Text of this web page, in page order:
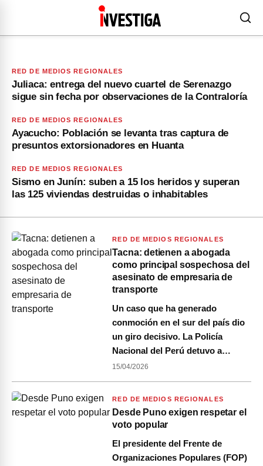
RED DE MEDIOS REGIONALES
Juliaca: entrega del nuevo cuartel de Serenazgo
sigue sin fecha por observaciones de la Contraloría
RED DE MEDIOS REGIONALES
Ayacucho: Población se levanta tras captura de
presuntos extorsionadores en Huanta
RED DE MEDIOS REGIONALES
Sismo en Junín: suben a 15 los heridos y superan
las 125 viviendas destruidas o inhabitables
RED DE MEDIOS REGIONALES
Tacna: detienen a abogada
como principal sospechosa del
asesinato de empresaria de
transporte
Un caso que ha generado
conmoción en el sur del país dio
un giro decisivo. La Policía
Nacional del Perú detuvo a…
15/04/2026
RED DE MEDIOS REGIONALES
Desde Puno exigen respetar el
voto popular
El presidente del Frente de
Organizaciones Populares (FOP)